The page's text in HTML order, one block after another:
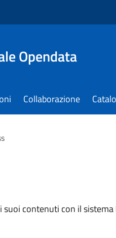
Opendata
Collaborazione
contenuti con il